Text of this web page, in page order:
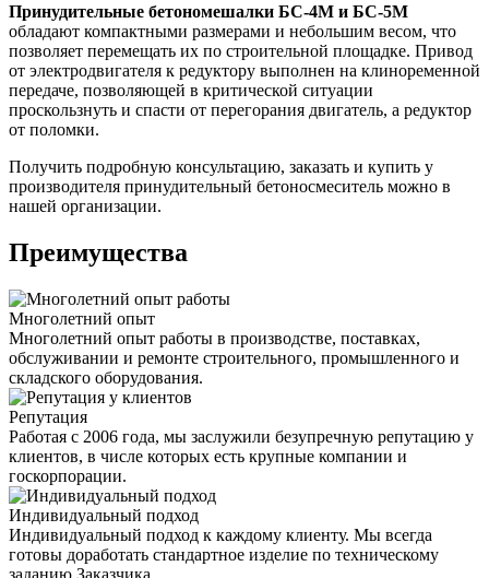
Принудительные бетономешалки БС-4М и БС-5М
обладают компактными размерами и небольшим весом, что
позволяет перемещать их по строительной площадке. Привод
от электродвигателя к редуктору выполнен на клиноременной
передаче, позволяющей в критической ситуации
проскользнуть и спасти от перегорания двигатель, а редуктор
от поломки.
Получить подробную консультацию, заказать и купить у
производителя принудительный бетоносмеситель можно в
нашей организации.
Преимущества
Многолетний опыт
Многолетний опыт работы в производстве, поставках,
обслуживании и ремонте строительного, промышленного и
складского оборудования.
Репутация
Работая с 2006 года, мы заслужили безупречную репутацию у
клиентов, в числе которых есть крупные компании и
госкорпорации.
Индивидуальный подход
Индивидуальный подход к каждому клиенту. Мы всегда
готовы доработать стандартное изделие по техническому
заданию Заказчика